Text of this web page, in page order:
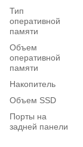
Тип
оперативной
памяти
Объем
оперативной
памяти
Накопитель
Объем SSD
Порты на
задней панели